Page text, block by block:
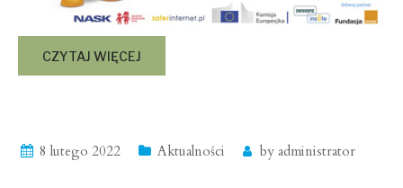
CZYTAJ WIĘCEJ
8 lutego 2022 Aktualności by administrator